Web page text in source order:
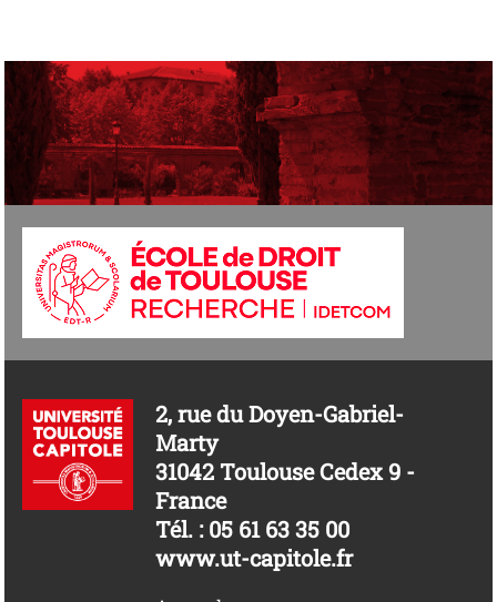
2, rue du Doyen-Gabriel-
Marty
31042 Toulouse Cedex 9 -
France
Tél. : 05 61 63 35 00
www.ut-capitole.fr